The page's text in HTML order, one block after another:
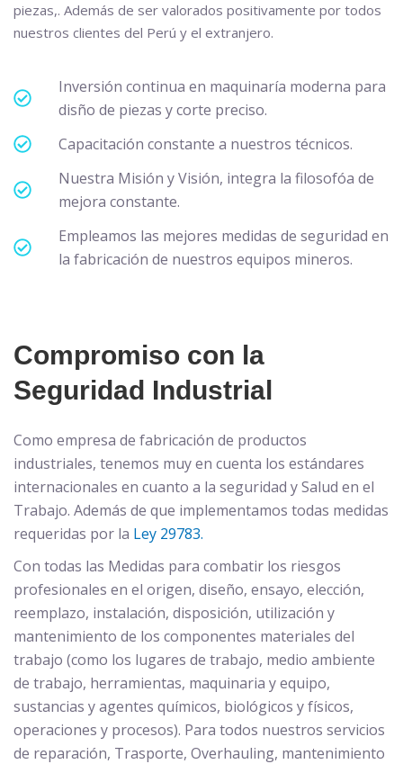
piezas,. Además de ser valorados positivamente por todos
nuestros clientes del Perú y el extranjero.
Inversión continua en maquinaría moderna para
disño de piezas y corte preciso.
Capacitación constante a nuestros técnicos.
Nuestra Misión y Visión, integra la filosofóa de
mejora constante.
Empleamos las mejores medidas de seguridad en
la fabricación de nuestros equipos mineros.
Compromiso con la
Seguridad Industrial
Como empresa de fabricación de productos
industriales, tenemos muy en cuenta los estándares
internacionales en cuanto a la seguridad y Salud en el
Trabajo. Además de que implementamos todas medidas
requeridas por la Ley 29783.
Con todas las Medidas para combatir los riesgos
profesionales en el origen, diseño, ensayo, elección,
reemplazo, instalación, disposición, utilización y
mantenimiento de los componentes materiales del
trabajo (como los lugares de trabajo, medio ambiente
de trabajo, herramientas, maquinaria y equipo,
sustancias y agentes químicos, biológicos y físicos,
operaciones y procesos). Para todos nuestros servicios
de reparación, Trasporte, Overhauling, mantenimiento